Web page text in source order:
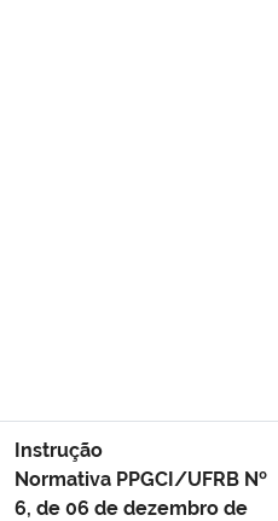
Instrução
Normativa PPGCI/UFRB Nº
6, de 06 de dezembro de